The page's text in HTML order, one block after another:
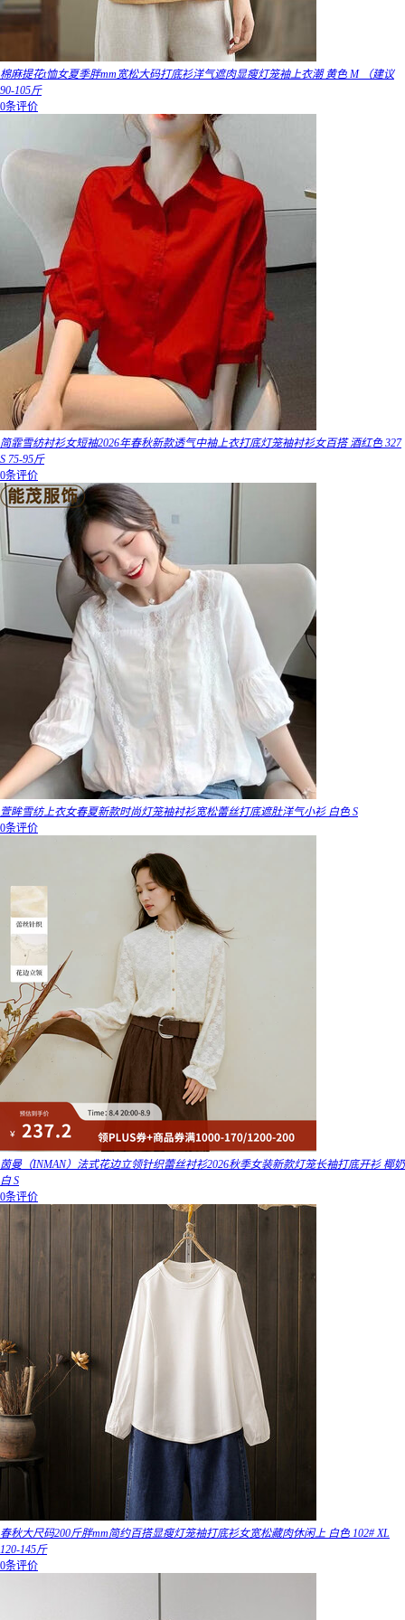
棉麻提花t恤女夏季胖mm宽松大码打底衫洋气遮肉显瘦灯笼袖上衣潮 黄色 M （建议
90-105斤
0条评价
简霏雪纺衬衫女短袖2026年春秋新款透气中袖上衣打底灯笼袖衬衫女百搭 酒红色 327
S 75-95斤
0条评价
萱眸雪纺上衣女春夏新款时尚灯笼袖衬衫宽松蕾丝打底遮肚洋气小衫 白色 S
0条评价
茵曼（INMAN）法式花边立领针织蕾丝衬衫2026秋季女装新款灯笼长袖打底开衫 椰奶
白 S
0条评价
春秋大尺码200斤胖mm简约百搭显瘦灯笼袖打底衫女宽松藏肉休闲上 白色 102# XL
120-145斤
0条评价